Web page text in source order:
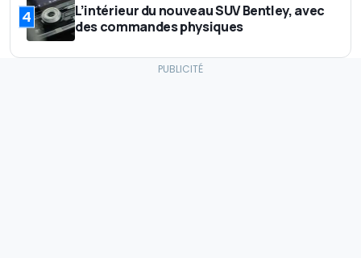
4
L’intérieur du nouveau SUV Bentley, avec
des commandes physiques